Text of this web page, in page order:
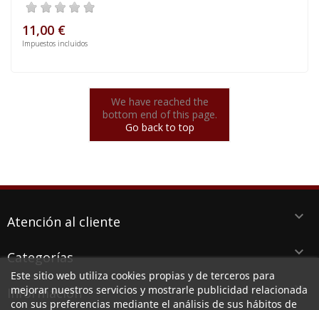
11,00 €
Impuestos incluidos
We have reached the
bottom end of this page.
Go back to top
Atención al cliente keyboard_arrow_down
Categorías keyboard_arrow_down
Información keyboard_arrow_down
Este sitio web utiliza cookies propias y de terceros para
mejorar nuestros servicios y mostrarle publicidad relacionada
con sus preferencias mediante el análisis de sus hábitos de